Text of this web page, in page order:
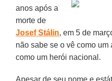
anos após a
morte de
Josef Stálin, em 5 de
não sabe se o vê como
como um herói nacional.
Apesar de seu nome e